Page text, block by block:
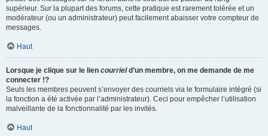
supérieur. Sur la plupart des forums, cette pratique est rarement tolérée et un
modérateur (ou un administrateur) peut facilement abaisser votre compteur de
messages.
Haut
Lorsque je clique sur le lien courrield’un membre, on me demande de me
connecter !?
Seuls les membres peuvent s’envoyer des courriels via le formulaire intégré (si
la fonction a été activée par l’administrateur). Ceci pour empêcher l’utilisation
malveillante de la fonctionnalité par les invités.
Haut